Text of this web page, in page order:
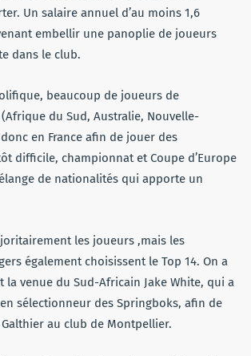
Un salaire annuel d’au moins 1,6
embellir une panoplie de joueurs
dans le club.
beaucoup de joueurs de
du Sud, Australie, Nouvelle-
en France afin de jouer des
difficile, championnat et Coupe d’Europe
de nationalités qui apporte un
les joueurs ,mais les
également choisissent le Top 14. On a
la venue du Sud-Africain Jake White, qui a
sélectionneur des Springboks, afin de
au club de Montpellier.